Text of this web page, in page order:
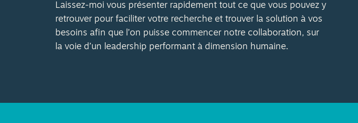
Laissez-moi vous présenter rapidement tout ce que vous pouvez y
retrouver pour faciliter votre recherche et trouver la solution à vos
besoins afin que l’on puisse commencer notre collaboration, sur
la voie d’un leadership performant à dimension humaine.